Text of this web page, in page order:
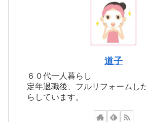
道子
６０代一人暮らし
定年退職後、フルリフォームし
らしています。